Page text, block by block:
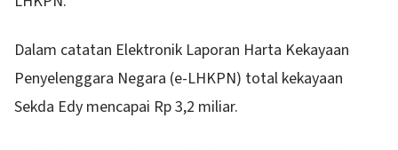
Dalam catatan Elektronik Laporan Harta Kekayaan
Penyelenggara Negara (e-LHKPN) total kekayaan
Sekda Edy mencapai Rp 3,2 miliar.